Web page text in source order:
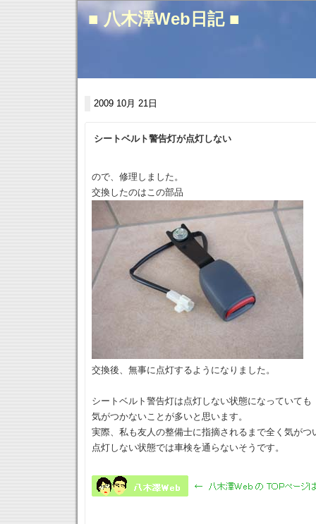
■ 八木澤Web日記 ■
2009 10月 21日
シートベルト警告灯が点灯しない
ので、修理しました。
交換したのはこの部品
交換後、無事に点灯するようになりました。
シートベルト警告灯は点灯しない状態になっていても
気がつかないことが多いと思います。
実際、私も友人の整備士に指摘されるまで全く気がつ
点灯しない状態では車検を通らないそうです。